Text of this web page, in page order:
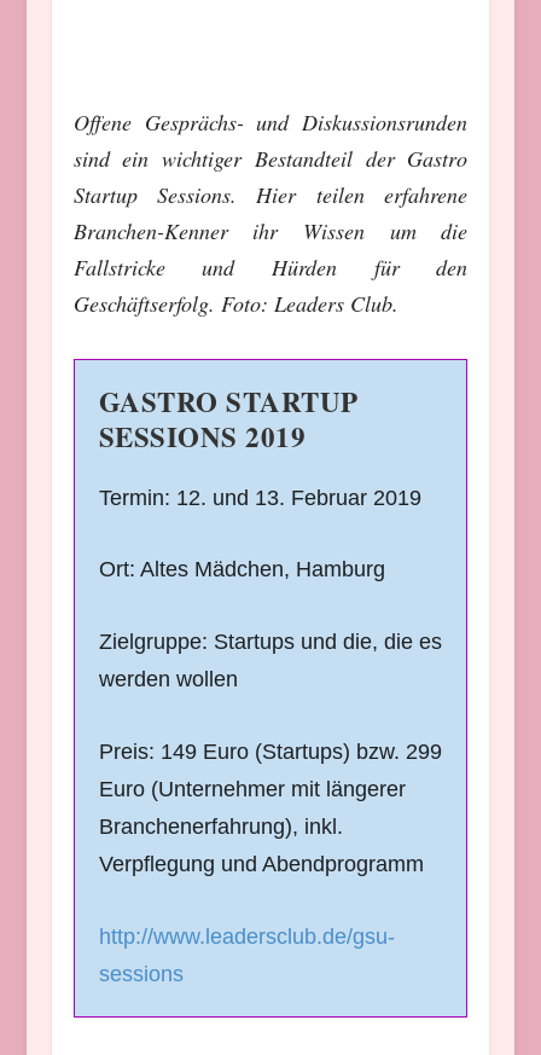
Offene Gesprächs- und Diskussionsrunden
sind ein wichtiger Bestandteil der Gastro
Startup Sessions. Hier teilen erfahrene
Branchen-Kenner ihr Wissen um die
Fallstricke und Hürden für den
Geschäftserfolg. Foto: Leaders Club.
GASTRO STARTUP
SESSIONS 2019
Termin: 12. und 13. Februar 2019
Ort: Altes Mädchen, Hamburg
Zielgruppe: Startups und die, die es
werden wollen
Preis: 149 Euro (Startups) bzw. 299
Euro (Unternehmer mit längerer
Branchenerfahrung), inkl.
Verpflegung und Abendprogramm
http://www.leadersclub.de/gsu-
sessions